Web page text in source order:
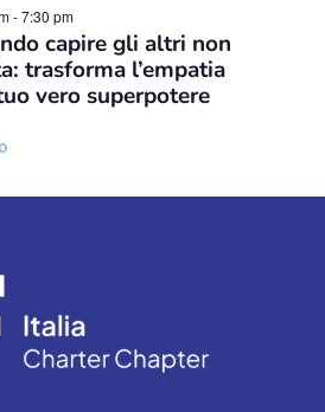
-7:30 pm
capire gli altri non
trasforma l’empatia
vero superpotere